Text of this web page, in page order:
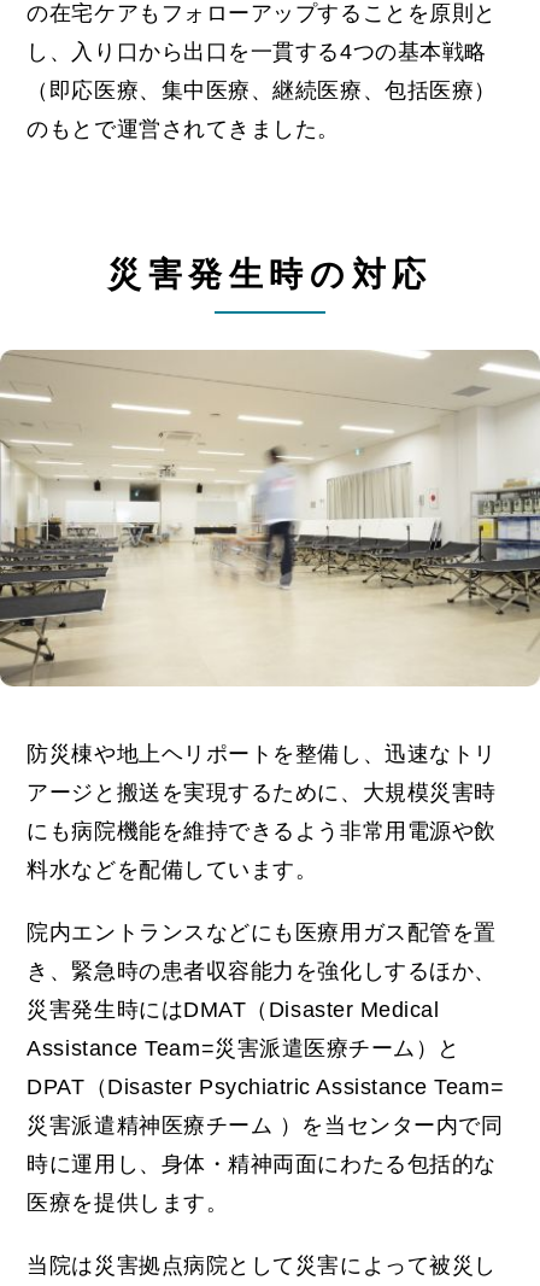
の在宅ケアもフォローアップすることを原則と
し、入り口から出口を一貫する4つの基本戦略
（即応医療、集中医療、継続医療、包括医療）
のもとで運営されてきました。
災害発生時の対応
防災棟や地上ヘリポートを整備し、迅速なトリ
アージと搬送を実現するために、大規模災害時
にも病院機能を維持できるよう非常用電源や飲
料水などを配備しています。
院内エントランスなどにも医療用ガス配管を置
き、緊急時の患者収容能力を強化しするほか、
災害発生時にはDMAT（Disaster Medical
Assistance Team=災害派遣医療チーム）と
DPAT（Disaster Psychiatric Assistance Team=
災害派遣精神医療チーム ）を当センター内で同
時に運用し、身体・精神両面にわたる包括的な
医療を提供します。
当院は災害拠点病院として災害によって被災し